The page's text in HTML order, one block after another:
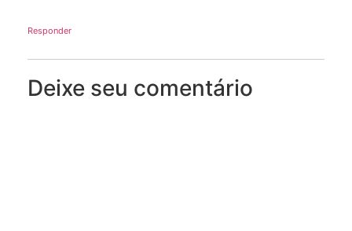
Responder
Deixe seu comentário